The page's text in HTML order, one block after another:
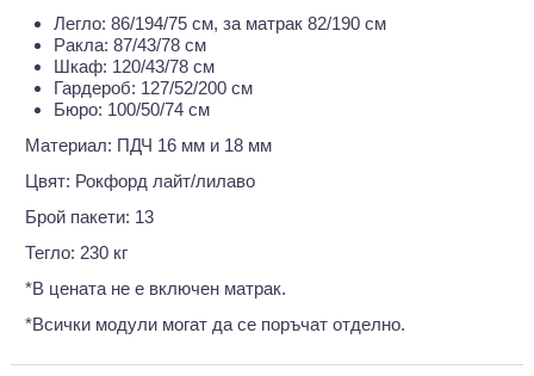
Легло: 86/194/75 см, за матрак 82/190 см
Ракла: 87/43/78 см
Шкаф: 120/43/78 см
Гардероб: 127/52/200 см
Бюро: 100/50/74 см
Материал: ПДЧ 16 мм и 18 мм
Цвят: Рокфорд лайт/лилаво
Брой пакети: 13
Тегло: 230 кг
*В цената не е включен матрак.
*Всички модули могат да се поръчат отделно.